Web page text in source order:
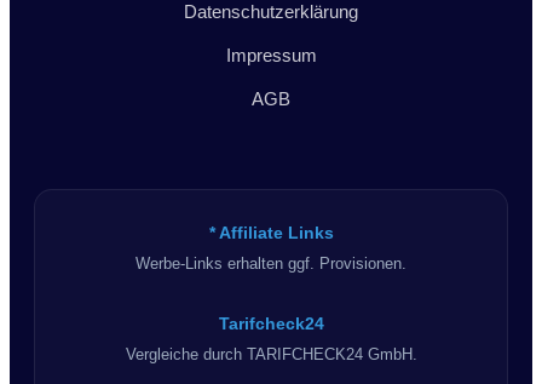
Datenschutzerklärung
Impressum
AGB
* Affiliate Links
Werbe-Links erhalten ggf. Provisionen.
Tarifcheck24
Vergleiche durch TARIFCHECK24 GmbH.